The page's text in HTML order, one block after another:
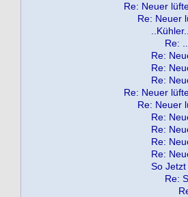
Re: Neuer
Re: Neuer
..Kühler..
Re:
Re:
Re:
Re:
Re: Neuer
Re: Neuer
Re:
Re:
Re:
Re:
So
Re: